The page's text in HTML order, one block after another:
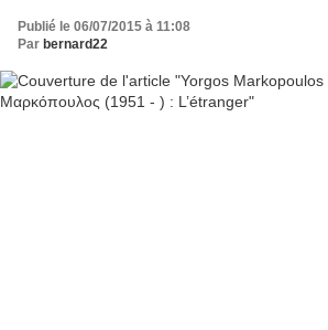
Publié le 06/07/2015 à 11:08
Par bernard22